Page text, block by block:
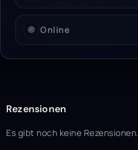
🌐 Online
Rezensionen
Es gibt noch keine Rezensionen.